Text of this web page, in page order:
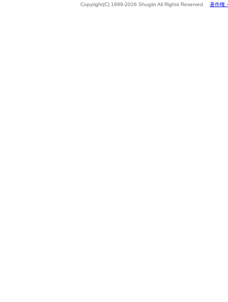
Copyright(C) 1999-2026 Shugiin All Rights Reserved. 著作権